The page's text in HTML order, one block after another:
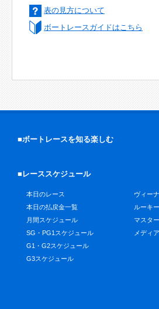
表の見方について
ボートレースガイドはこちら
■ボートレースを知る楽しむ
■レーススケジュール
本日のレース
本日の払戻金一覧
月間スケジュール
SG・PG1スケジュール
G1・G2スケジュール
G3スケジュール
ヴィー
ルーキ
マスタ
メディ